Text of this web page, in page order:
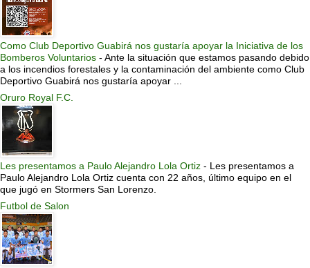
Como Club Deportivo Guabirá nos gustaría apoyar la Iniciativa de los
Bomberos Voluntarios - Ante la situación que estamos pasando debido
a los incendios forestales y la contaminación del ambiente como Club
Deportivo Guabirá nos gustaría apoyar ...
Oruro Royal F.C.
Les presentamos a Paulo Alejandro Lola Ortiz - Les presentamos a
Paulo Alejandro Lola Ortiz cuenta con 22 años, último equipo en el
que jugó en Stormers San Lorenzo.
Futbol de Salon